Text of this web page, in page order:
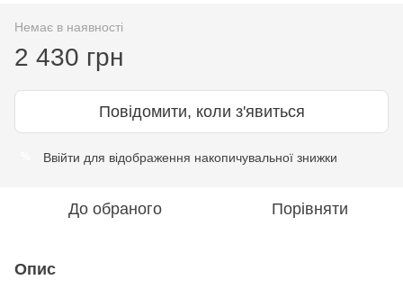
Немає в наявності
2 430 грн
Повідомити, коли з'явиться
Ввійти для відображення накопичувальної знижки
До обраного Порівняти
Опис